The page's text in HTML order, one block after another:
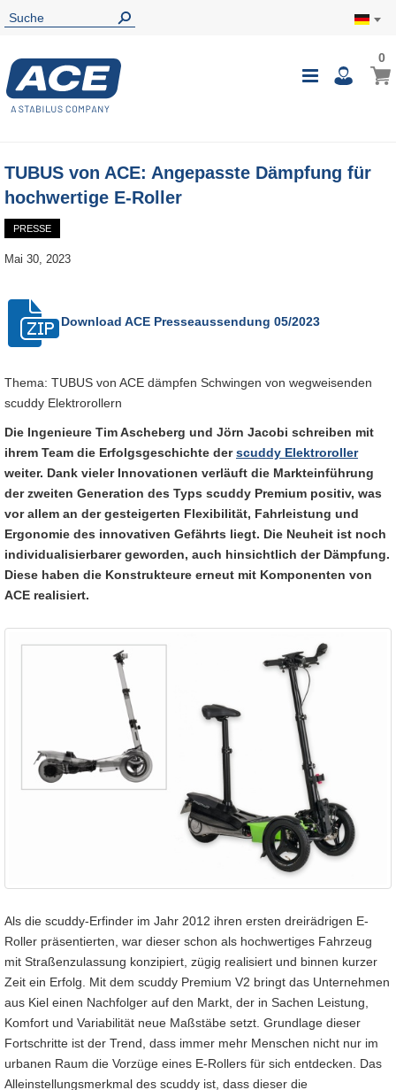
00
TUBUS von ACE: Angepasste Dämpfung für
hochwertige E-Roller
PRESSE
Mai 30, 2023
Download ACE Presseaussendung 05/2023
Thema: TUBUS von ACE dämpfen Schwingen von wegweisenden
scuddy Elektrorollern
Die Ingenieure Tim Ascheberg und Jörn Jacobi schreiben mit
ihrem Team die Erfolgsgeschichte derscuddy Elektroroller
weiter. Dank vieler Innovationen verläuft die Markteinführung
der zweiten Generation des Typs scuddy Premium positiv, was
vor allem an der gesteigerten Flexibilität, Fahrleistung und
Ergonomie des innovativen Gefährts liegt. Die Neuheit ist noch
individualisierbarer geworden, auch hinsichtlich der Dämpfung.
Diese haben die Konstrukteure erneut mit Komponenten von
ACE realisiert.
Als die scuddy-Erfinder im Jahr 2012 ihren ersten dreirädrigen E-
Roller präsentierten, war dieser schon als hochwertiges Fahrzeug
mit Straßenzulassung konzipiert, zügig realisiert und binnen kurzer
Zeit ein Erfolg. Mit dem scuddy Premium V2 bringt das Unternehmen
aus Kiel einen Nachfolger auf den Markt, der in Sachen Leistung,
Komfort und Variabilität neue Maßstäbe setzt. Grundlage dieser
Fortschritte ist der Trend, dass immer mehr Menschen nicht nur im
urbanen Raum die Vorzüge eines E-Rollers für sich entdecken. Das
Alleinstellungsmerkmal des scuddy ist, dass dieser die